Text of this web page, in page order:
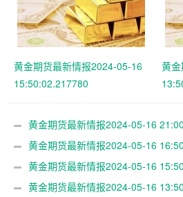
黄金期货最新情报2024-05-16
15:50:02.217780
黄
黄金期货最新情报2024-05-16
黄金期货最新情报2024-05-16
黄金期货最新情报2024-05-16
黄金期货最新情报2024-05-16